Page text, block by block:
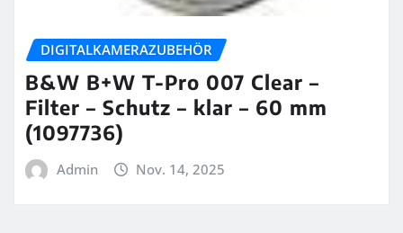
DIGITALKAMERAZUBEHÖR
B&W B+W T-Pro 007 Clear –
Filter – Schutz – klar – 60 mm
(1097736)
Admin Nov. 14, 2025